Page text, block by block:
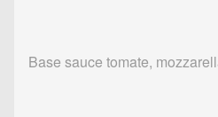
Base sauce tomate,